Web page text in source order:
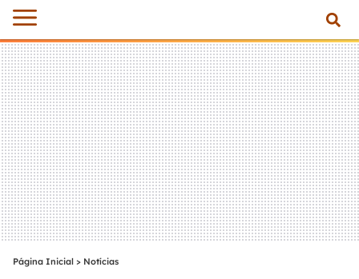
Página Inicial > Notícias